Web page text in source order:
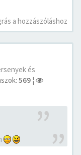
a hozzászóláshoz
és
569 ¦